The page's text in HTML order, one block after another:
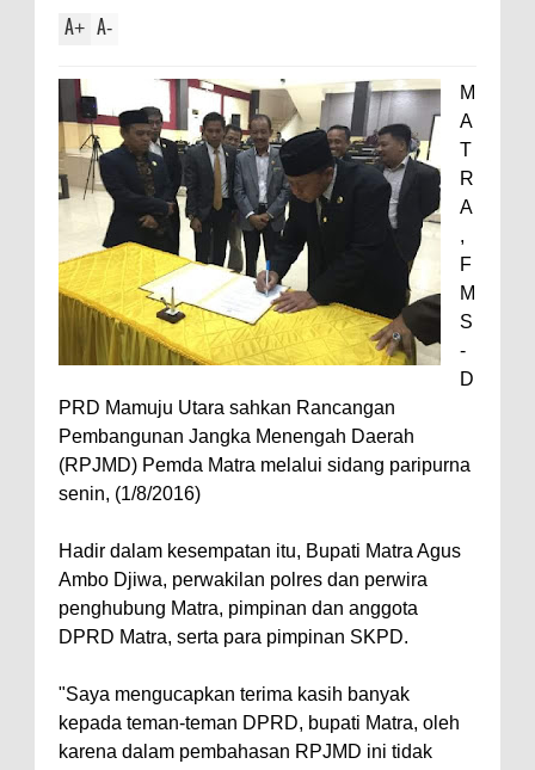
A+ A-
M
A
T
R
A
,
F
M
S
-
D
PRD Mamuju Utara sahkan Rancangan
Pembangunan Jangka Menengah Daerah
(RPJMD) Pemda Matra melalui sidang paripurna
senin, (1/8/2016)
Hadir dalam kesempatan itu, Bupati Matra Agus
Ambo Djiwa, perwakilan polres dan perwira
penghubung Matra, pimpinan dan anggota
DPRD Matra, serta para pimpinan SKPD.
"Saya mengucapkan terima kasih banyak
kepada teman-teman DPRD, bupati Matra, oleh
karena dalam pembahasan RPJMD ini tidak